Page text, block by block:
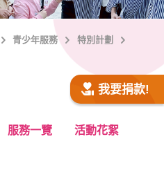
青少年服務
特別計劃
我要捐款!
服務一覽 活動花絮